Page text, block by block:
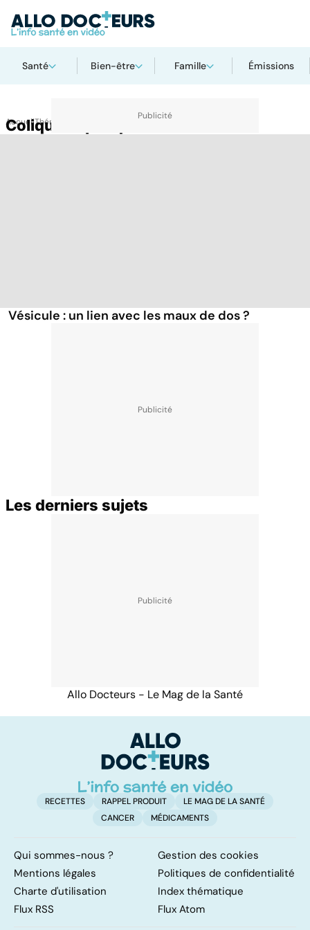
Santé Bien-être Famille Émissions
AccueilThématiques
Colique hépatique
Vésicule : un lien avec les maux de dos ?
Les derniers sujets
Allo Docteurs - Le Mag de la Santé
RECETTES RAPPEL PRODUIT
LE MAG DE LA SANTÉ
CANCER
MÉDICAMENTS
Qui sommes-nous ?
Gestion des cookies
Mentions légales
Politiques de confidentialité
Charte d'utilisation
Index thématique
Flux RSS
Flux Atom